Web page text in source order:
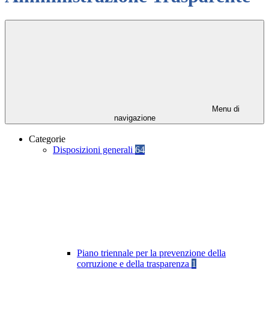
Menu di
navigazione
Categorie
Disposizioni generali 64
Piano triennale per la prevenzione della
corruzione e della trasparenza 1